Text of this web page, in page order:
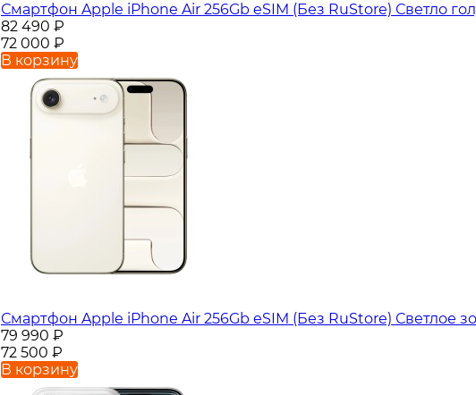
Смартфон Apple iPhone Air 256Gb eSIM (Без RuStore) Светло
82 490 ₽
72 000 ₽
В корзину
Смартфон Apple iPhone Air 256Gb eSIM (Без RuStore) Светлое
79 990 ₽
72 500 ₽
В корзину